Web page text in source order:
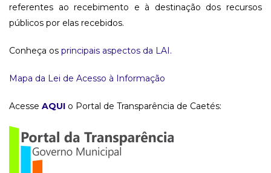
referentes ao recebimento e à destinação dos recursos
públicos por elas recebidos.
Conheça os principais aspectos da LAI.
Mapa da Lei de Acesso à Informação
Acesse AQUI o Portal de Transparência de Caetés: